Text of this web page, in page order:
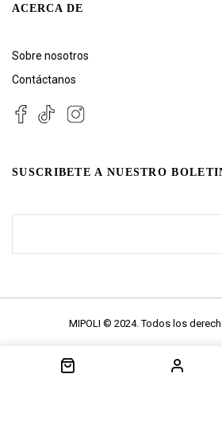
ACERCA DE
Sobre nosotros
Contáctanos
SUSCRIBETE A NUESTRO
MIPOLI © 2024. Todos los